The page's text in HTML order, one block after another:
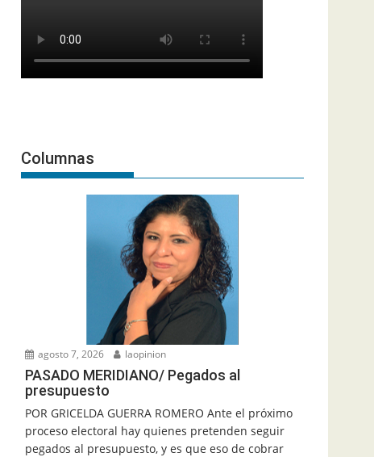
Columnas
agosto 7, 2026 laopinion
PASADO MERIDIANO/ Pegados al
presupuesto
POR GRICELDA GUERRA ROMERO Ante el próximo
proceso electoral hay quienes pretenden seguir
pegados al presupuesto, y es que eso de cobrar